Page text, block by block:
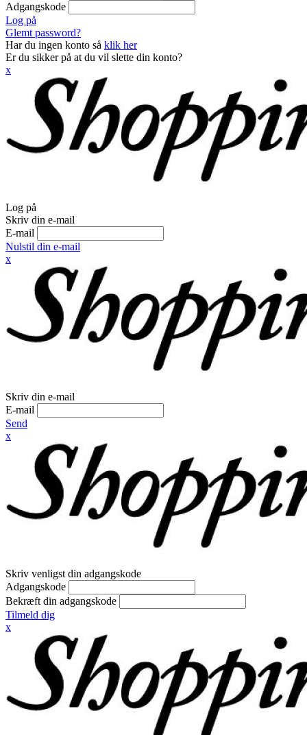
Adgangskode
Log på
Glemt password?
Har du ingen konto så klik her
Er du sikker på at du vil slette din konto?
x
Log på
Skriv din e-mail
E-mail
Nulstil din e-mail
x
Skriv din e-mail
E-mail
Send
x
Skriv venligst din adgangskode
Adgangskode
Bekræft din adgangskode
Tilmeld dig
x